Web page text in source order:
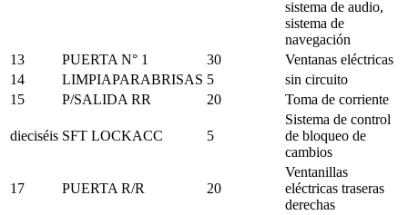
sistema de audio,
sistema de
navegación
13
PUERTA N° 1 30
Ventanas eléctricas
14
LIMPIAPARABRISAS 5
sin circuito
15
P/SALIDA RR 20 Toma de corriente
dieciséis SFT LOCKACC 5
Sistema de control
de bloqueo de
cambios
17 PUERTA R/R 20
Ventanillas
eléctricas traseras
derechas